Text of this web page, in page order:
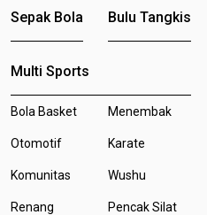
Sepak Bola Bulu Tangkis
Multi Sports
Bola Basket
Otomotif
Komunitas
Renang
Menembak
Karate
Wushu
Pencak Silat